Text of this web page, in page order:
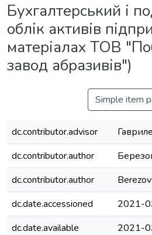
Бухгалтерський і
облік активів
матеріалах ТОВ
завод абразивів")
Simple item
dc.contributor.advisor
dc.contributor.author
dc.contributor.author
dc.date.accessioned
2021-
dc.date.available
2021-